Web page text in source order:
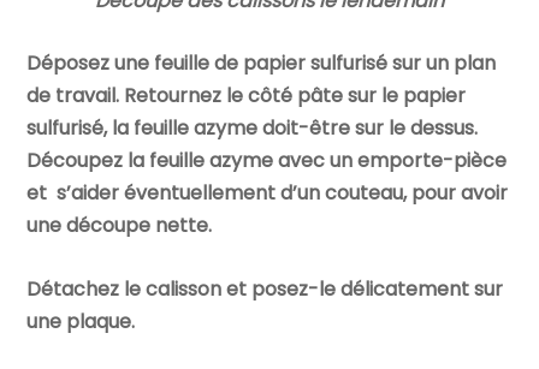
Déposez une feuille de papier sulfurisé sur un plan
de travail. Retournez le côté pâte sur le papier
sulfurisé, la feuille azyme doit-être sur le dessus.
Découpez la feuille azyme avec un emporte-pièce
et s’aider éventuellement d’un couteau, pour avoir
une découpe nette.
Détachez le calisson et posez-le délicatement sur
une plaque.